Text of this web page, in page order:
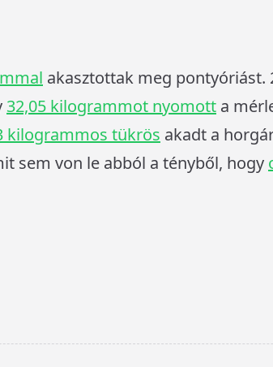
akasztottak meg pontyóriást.
32,05 kilogrammot nyomott a
kilogrammos tükrös akadt a
sem von le abból a tényből, hogy